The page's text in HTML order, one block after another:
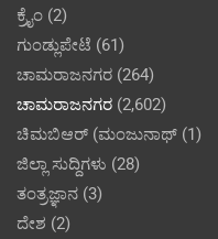
ಕ್ರೈಂ (2)
ಗುಂಡ್ಲುಪೇಟೆ (61)
ಚಾಮರಾಜನಗರ (264)
ಚಾಮರಾಜನಗರ (2,602)
ಚಿಮಬಿಆರ್ (ಮಂಜುನಾಥ್ (1)
ಜಿಲ್ಲಾ ಸುದ್ದಿಗಳು (28)
ತಂತ್ರಜ್ಞಾನ (3)
ದೇಶ (2)